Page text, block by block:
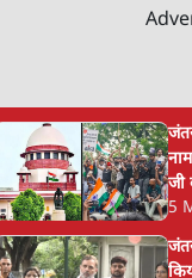
जी
5